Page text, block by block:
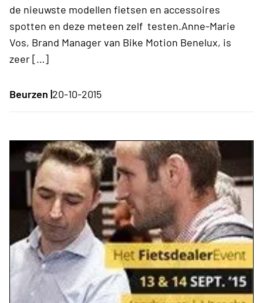
de nieuwste modellen fietsen en accessoires
spotten en deze meteen zelf testen.Anne-Marie
Vos, Brand Manager van Bike Motion Benelux, is
zeer […]
Beurzen |20-10-2015